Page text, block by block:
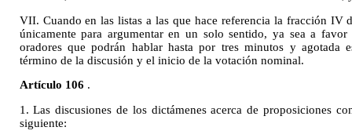
VII. Cuando en las listas a las que hace referencia la fracción IV
únicamente para argumentar en un solo sentido, ya sea a
oradores que podrán hablar hasta por tres minutos y agotada
término de la discusión y el inicio de la votación nominal.
Artículo 106 .
1. Las discusiones de los dictámenes acerca de proposiciones
siguiente: